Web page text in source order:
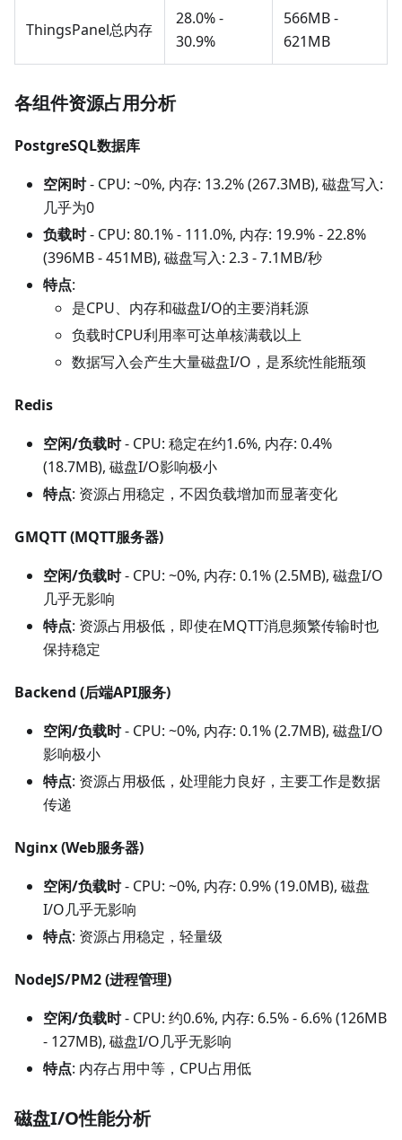
ThingsPanel总内存
28.0% -
30.9%
566MB -
621MB
各组件资源占用分析
PostgreSQL数据库
空闲时- CPU: ~0%, 内存: 13.2% (267.3MB), 磁盘写入:
几乎为0
负载时- CPU: 80.1% - 111.0%, 内存: 19.9% - 22.8%
(396MB - 451MB), 磁盘写入: 2.3 - 7.1MB/秒
特点:
是CPU、内存和磁盘I/O的主要消耗源
负载时CPU利用率可达单核满载以上
数据写入会产生大量磁盘I/O，是系统性能瓶颈
Redis
空闲/负载时- CPU: 稳定在约1.6%, 内存: 0.4%
(18.7MB), 磁盘I/O影响极小
特点: 资源占用稳定，不因负载增加而显著变化
GMQTT (MQTT服务器)
空闲/负载时- CPU: ~0%, 内存: 0.1% (2.5MB), 磁盘I/O
几乎无影响
特点: 资源占用极低，即使在MQTT消息频繁传输时也
保持稳定
Backend (后端API服务)
空闲/负载时- CPU: ~0%, 内存: 0.1% (2.7MB), 磁盘I/O
影响极小
特点: 资源占用极低，处理能力良好，主要工作是数据
传递
Nginx (Web服务器)
空闲/负载时- CPU: ~0%, 内存: 0.9% (19.0MB), 磁盘
I/O几乎无影响
特点: 资源占用稳定，轻量级
NodeJS/PM2 (进程管理)
空闲/负载时- CPU: 约0.6%, 内存: 6.5% - 6.6% (126MB
- 127MB), 磁盘I/O几乎无影响
特点: 内存占用中等，CPU占用低
磁盘I/O性能分析